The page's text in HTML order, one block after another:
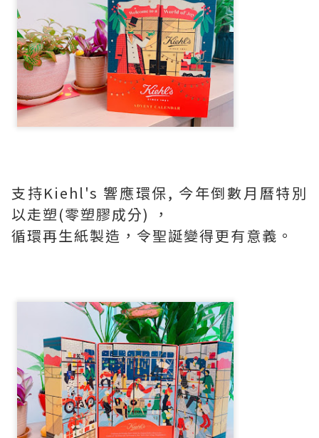
支持Kiehl's 響應環保, 今年倒數月曆特別
以走塑(零塑膠成分) ，
循環再生紙製造，令聖誕變得更有意義。